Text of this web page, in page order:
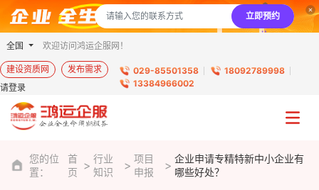
立即预约
全国 欢迎访问鸿运企服网！
建设资质网
发布需求
请登录
029-85501358
18092789998
13384966002
您的位
置：
首
页
行业
知识
项目
申报
企业申请专精特新中小企业有
哪些好处？